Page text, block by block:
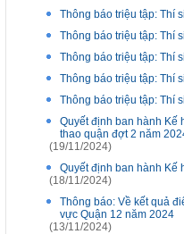
Thông báo triệu tập: Thí
Thông báo triệu tập: Thí
Thông báo triệu tập: Thí
Thông báo triệu tập: Thí
Thông báo triệu tập: Thí
Quyết định ban hành Kế
thao quận đợt 2 năm
(19/11/2024)
Quyết định ban hành Kế
(18/11/2024)
Thông báo: Về kết quả
vực Quận 12 năm 2024
(13/11/2024)